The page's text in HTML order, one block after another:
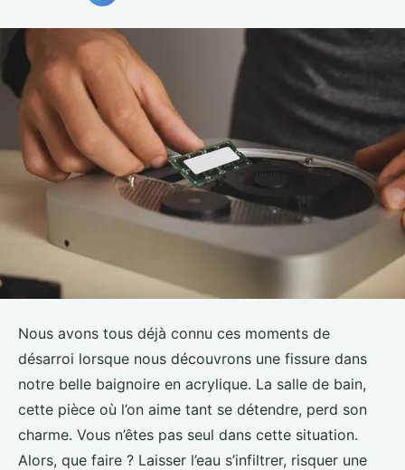
Nous avons tous déjà connu ces moments de
désarroi lorsque nous découvrons une fissure dans
notre belle baignoire en acrylique. La salle de bain,
cette pièce où l’on aime tant se détendre, perd son
charme. Vous n’êtes pas seul dans cette situation.
Alors, que faire ? Laisser l’eau s’infiltrer, risquer une